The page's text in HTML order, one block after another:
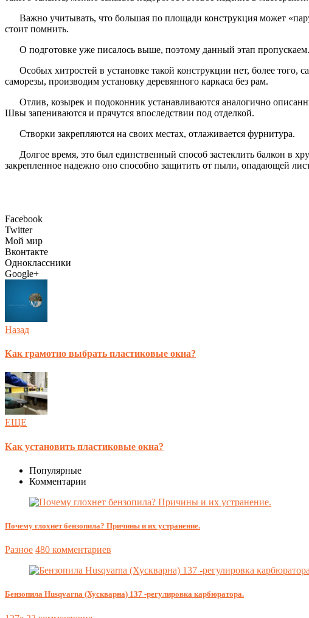
Важно учитывать, что большая по площади конструкция может
стоит помнить.
О подготовке уже писалось выше, поэтому данный этап пропускаем.
Особых хитростей в установке такой конструкции нет, более
саморезы, производим установку деревянного каркаса без рам.
Отлив, козырек и подоконник устанавливаются аналогично
Швы запениваются и прячутся впоследствии под отделкой.
Створки закрепляются на своих местах, отлаживается фурнитура.
Долгое время, это был единственный способ застеклить балкон в
закрепленное надежно оно способно защитить от пыли, опадающей
Facebook
Twitter
Мой мир
Вконтакте
Одноклассники
Google+
Назад
Как грамотно выбрать пластиковые окна?
ЕЩЕ
Как установить пластиковые окна?
Популярные
Комментарии
Почему глохнет бензопила? Причины и их устранение.
Разное 480 комментариев
Бензопила Husqvarna (Хускварна) 137 -регулировка карбюратора.